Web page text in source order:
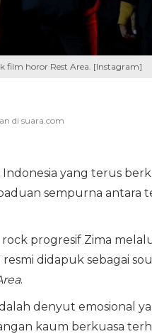
film horor Rest Area. [Instagram]
Indonesia yang terus
sempurna antara
progresif Zima
resmi didapuk sebagai
.
denyut emosional
kaum berkuasa